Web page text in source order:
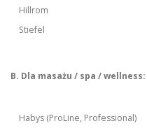
Hillrom
Stiefel
B. Dla masażu / spa / wellness:
Habys (ProLine, Professional)